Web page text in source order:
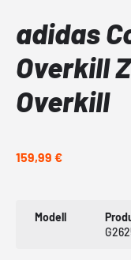
adidas
Overkill
Overkill
159,99 €
Modell